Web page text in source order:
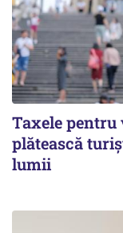
Taxele pentru
plătească
lumii